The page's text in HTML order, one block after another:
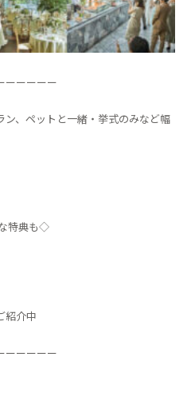
ーーーーー
、ペットと一緒・挙式のみなど幅
特典も◇
紹介中
ーーーーー